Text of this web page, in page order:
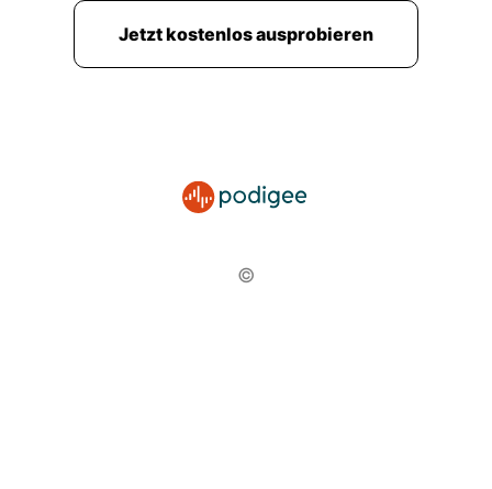
Jetzt kostenlos ausprobieren
©